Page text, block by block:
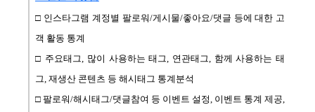
□ 인스타그램 계정별 팔로워/게시물/좋아요/댓글 등에 대한 고
객 활동 통계
□ 주요태그, 많이 사용하는 태그, 연관태그, 함께 사용하는 태
그, 재생산 콘텐츠 등 해시태그 통계분석
□ 팔로워/해시태그/댓글참여 등 이벤트 설정, 이벤트 통계 제공,